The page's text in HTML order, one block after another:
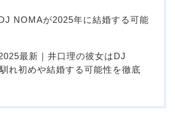
NOMAが2025年に結婚する可能
最新｜井口理の彼女はDJ
れ初めや結婚する可能性を徹底